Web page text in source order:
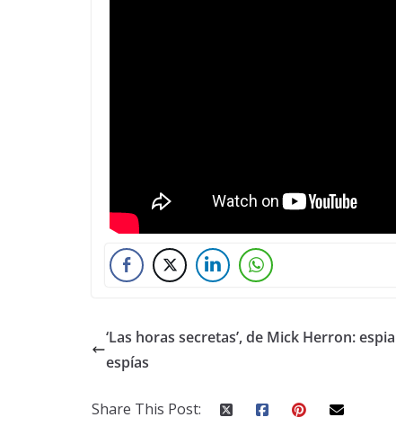
‘Las horas secretas’, de Mick Herron:
espías
Share This Post: